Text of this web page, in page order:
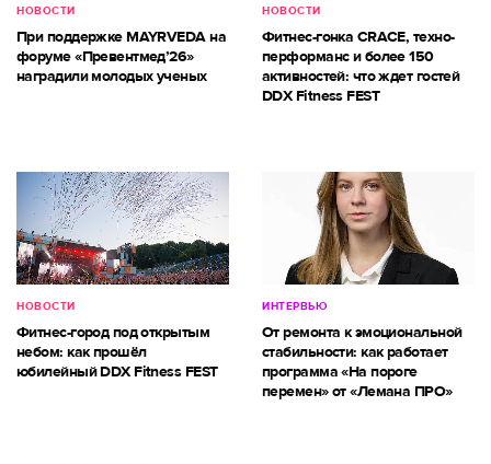
НОВОСТИ
При поддержке MAYRVEDA на
форуме «Превентмед’26»
наградили молодых ученых
НОВОСТИ
Фитнес-гонка CRACE, техно-
перформанс и более 150
активностей: что ждет гостей
DDX Fitness FEST
НОВОСТИ
Фитнес-город под открытым
небом: как прошёл
юбилейный DDX Fitness FEST
ИНТЕРВЬЮ
От ремонта к эмоциональной
стабильности: как работает
программа «На пороге
перемен» от «Лемана ПРО»